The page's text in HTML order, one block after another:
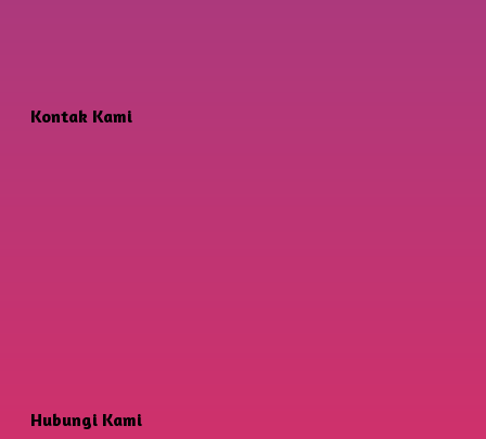
Kontak Kami
Hubungi Kami